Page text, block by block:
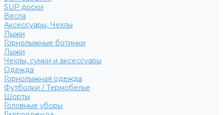
SUP доски
Весла
Аксессуары, Чехлы
Лыжи
Горнолыжные ботинки
Лыжи
Чехлы, сумки и аксессуары
Одежда
Горнолыжная одежда
Футболки / Термобелье
Шорты
Головные уборы